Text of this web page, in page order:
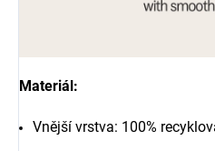
Materiál:
Vnější vrstva: 100%